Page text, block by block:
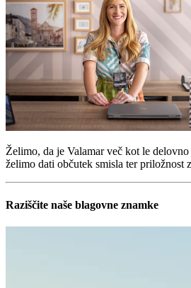
Želimo, da je Valamar več kot le
želimo dati občutek smisla ter priložnost
Raziščite naše blagovne znamke